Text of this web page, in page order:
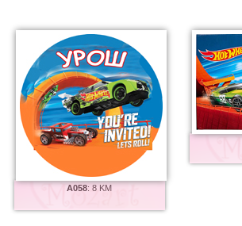
A058:8 KM